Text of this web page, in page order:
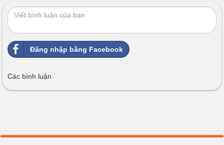
Đăng nhập bằng Facebook
Các bình luận